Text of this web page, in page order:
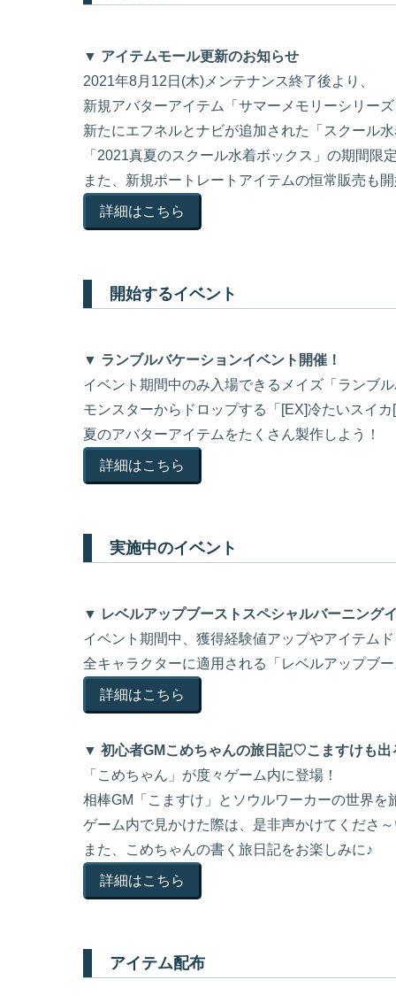
▼ アイテムモール更新のお知らせ
2021年8月12日(木)メンテナンス終了後より、
新規アバターアイテム「サマーメモリーシリー
新たにエフネルとナビが追加された「スクール
「2021真夏のスクール水着ボックス」の期間限
また、新規ポートレートアイテムの恒常販売も
詳細はこちら
開始するイベント
▼ ランブルバケーションイベント開催！
イベント期間中のみ入場できるメイズ「ランブ
モンスターからドロップする「[EX]冷たいスイ
夏のアバターアイテムをたくさん製作しよう！
詳細はこちら
実施中のイベント
▼ レベルアップブーストスペシャルバーニング
イベント期間中、獲得経験値アップやアイテム
全キャラクターに適用される「レベルアップブ
詳細はこちら
▼ 初心者GMこめちゃんの旅日記♡こますけも出
「こめちゃん」が度々ゲーム内に登場！
相棒GM「こますけ」とソウルワーカーの世界を
ゲーム内で見かけた際は、是非声かけてくださ
また、こめちゃんの書く旅日記をお楽しみに♪
詳細はこちら
アイテム配布